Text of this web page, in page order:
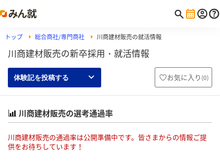
トップ 総合商社/専門商社 川商建材販売の就活情報
川商建材販売の新卒採用・就活情報
体験記を投稿する お気に入り (0)
川商建材販売の選考通過率
川商建材販売の通過率は公開準備中です。皆さまからの情報ご提
供をお待ちしています！